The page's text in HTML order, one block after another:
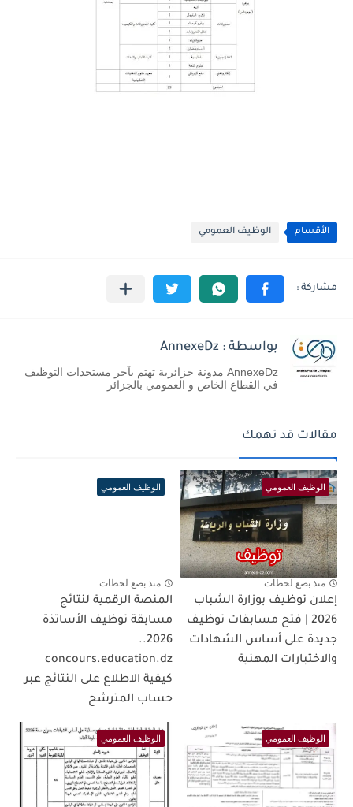
الأقسام الوظيف العمومي
بواسطة : AnnexeDz
AnnexeDz مدونة جزائرية تهتم بآخر مستجدات التوظيف
في القطاع الخاص و العمومي بالجزائر
مقالات قد تهمك
الوظيف العمومي
منذ بضع لحظات
إعلان توظيف بوزارة الشباب
2026 | فتح مسابقات توظيف
جديدة على أساس الشهادات
والاختبارات المهنية
الوظيف العمومي
منذ بضع لحظات
المنصة الرقمية لنتائج
مسابقة توظيف الأساتذة
2026..
concours.education.dz
كيفية الاطلاع على النتائج عبر
حساب المترشح
الوظيف العمومي الوظيف العمومي